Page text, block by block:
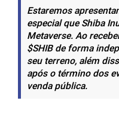
Estaremos
especial que Shiba
Metaverse. Ao
$SHIB de forma
seu terreno, além
após o término dos
venda pública.